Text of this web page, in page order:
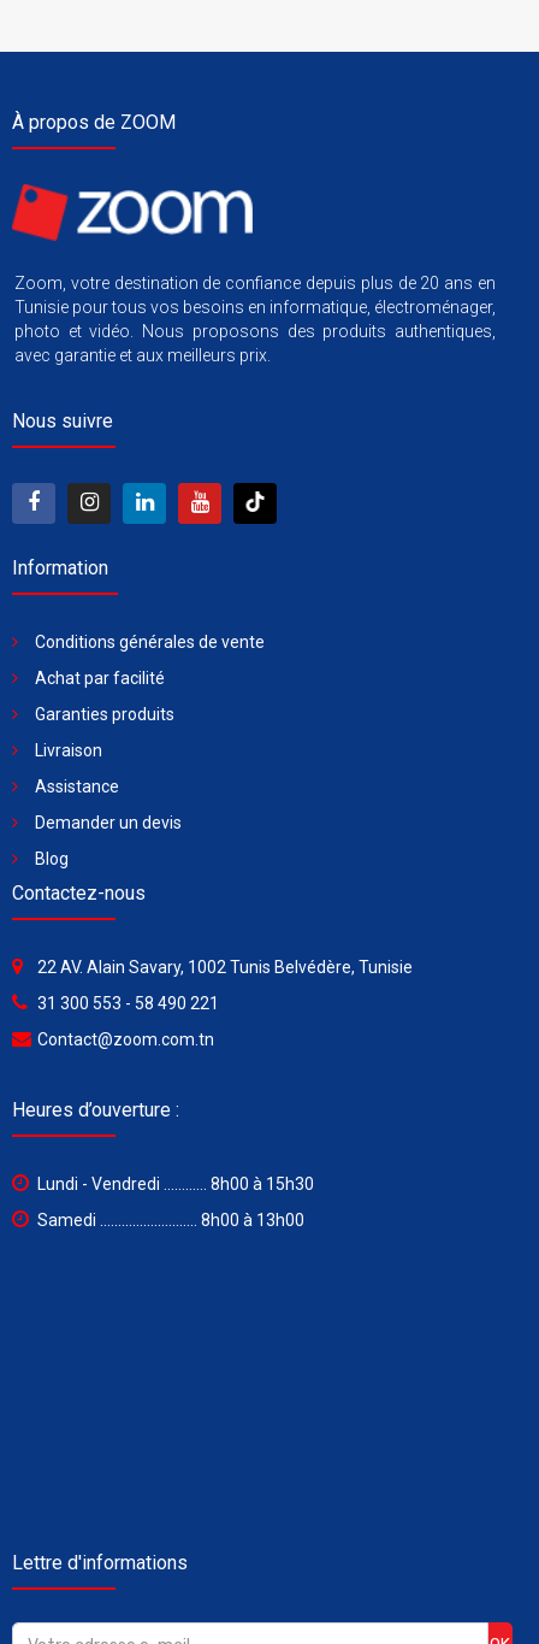
À propos de ZOOM
Zoom, votre destination de confiance depuis plus de 20 ans en
Tunisie pour tous vos besoins en informatique, électroménager,
photo et vidéo. Nous proposons des produits authentiques,
avec garantie et aux meilleurs prix.
Nous suivre
Information
Conditions générales de vente
Achat par facilité
Garanties produits
Livraison
Assistance
Demander un devis
Blog
Contactez-nous
22 AV. Alain Savary, 1002 Tunis Belvédère, Tunisie
31 300 553 - 58 490 221
Contact@zoom.com.tn
Heures d’ouverture :
Lundi - Vendredi ............ 8h00 à 15h30
Samedi ........................... 8h00 à 13h00
Lettre d'informations